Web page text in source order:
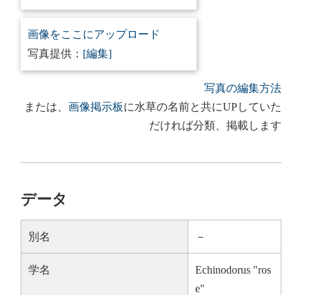
画像をここにアップロード
写真提供： [編集]
写真の編集方法
または、 画像掲示板に水草の名前と共にUPしていた
だければ分類、掲載します
データ
別名 －
学名
Echinodorus "ros
e"